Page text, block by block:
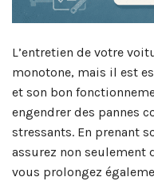
L’entretien de votre
monotone, mais il est
et son bon
engendrer des pannes
stressants. En prenant
assurez non seulement
vous prolongez